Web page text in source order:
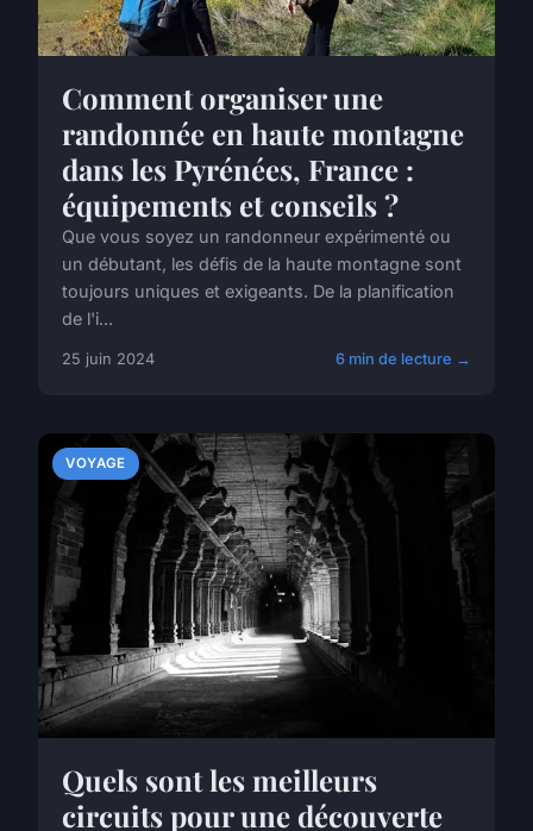
Comment organiser une
randonnée en haute montagne
dans les Pyrénées, France :
équipements et conseils ?
Que vous soyez un randonneur expérimenté ou
un débutant, les défis de la haute montagne sont
toujours uniques et exigeants. De la planification
de l'i...
25 juin 2024 6 min de lecture →
VOYAGE
Quels sont les meilleurs
circuits pour une découverte